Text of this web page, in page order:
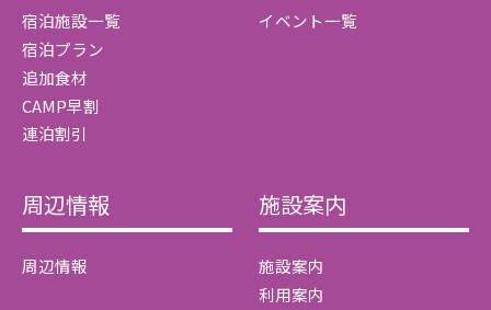
宿泊施設一覧
宿泊プラン
追加食材
CAMP早割
連泊割引
イベント一覧
周辺情報
周辺情報
施設案内
施設案内
利用案内